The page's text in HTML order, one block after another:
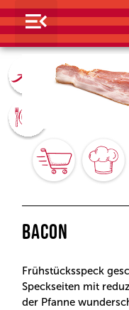
BACON
Frühstücksspeck
Speckseiten mit
der Pfanne